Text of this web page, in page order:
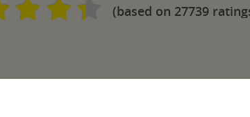
(based on 27739